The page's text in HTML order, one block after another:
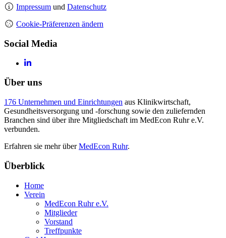
Impressum und Datenschutz
Cookie-Präferenzen ändern
Social Media
Über uns
176 Unternehmen und Einrichtungen aus Klinikwirtschaft,
Gesundheitsversorgung und -forschung sowie den zuliefernden
Branchen sind über ihre Mitgliedschaft im MedEcon Ruhr e.V.
verbunden.
Erfahren sie mehr überMedEcon Ruhr.
Überblick
Home
Verein
MedEcon Ruhr e.V.
Mitglieder
Vorstand
Treffpunkte